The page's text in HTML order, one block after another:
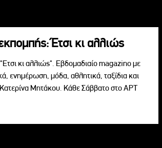
Έτσι κι αλλιώς
κι αλλιώς". Εβδομαδιαίο magazino με
ενημέρωση, μόδα, αθλητικά, ταξίδια και
Μητάκου. Κάθε Σάββατο στο ΑΡΤ